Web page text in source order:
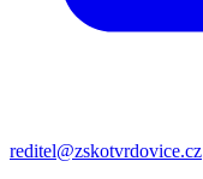
reditel@zskotvrdovice.cz